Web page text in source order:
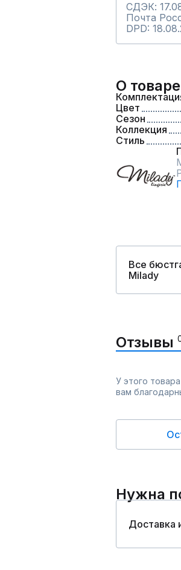
СДЭК:
Почта
DPD:
О товаре
Цвет
Сезон
Коллекция
Стиль
Все
Milady
Отзывы
У этого
вам
Нужна
Доставка